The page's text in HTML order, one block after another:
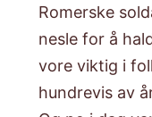
Romerske
nesle for å
vore viktig i
hundrevis av